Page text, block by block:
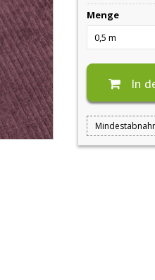
Menge
In